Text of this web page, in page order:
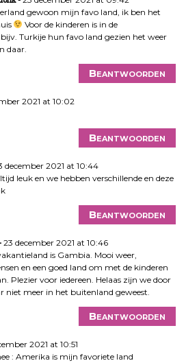
gewoon mijn favo land, ik ben het
Voor de kinderen is in de
Turkije hun favo land gezien het weer
daar.
Beantwoorden
2021 at 10:02
Beantwoorden
december 2021 at 10:44
leuk en we hebben verschillende en deze
Beantwoorden
23 december 2021 at 10:46
is Gambia. Mooi weer,
en een goed land om met de kinderen
Plezier voor iedereen. Helaas zijn we door
niet meer in het buitenland geweest.
Beantwoorden
2021 at 10:51
: Amerika is mijn favoriete land